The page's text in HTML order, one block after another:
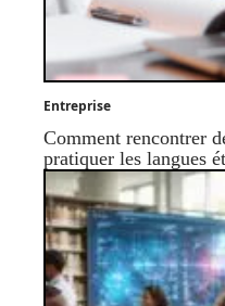
Entreprise
Comment rencontrer
pratiquer les langues